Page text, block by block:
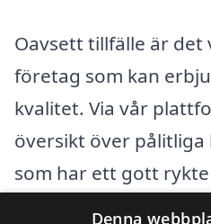
Oavsett tillfälle är
företag som kan
kvalitet. Via vår
översikt över
som har ett gott
dess omgivningar.
Denna